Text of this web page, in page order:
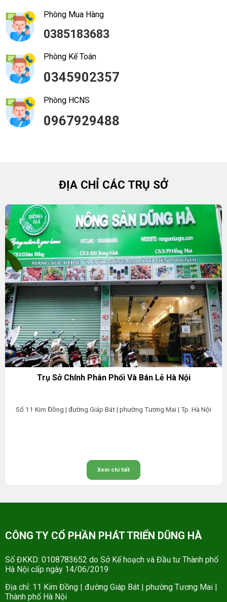
Phòng Mua Hàng
0385183683
Phòng Kế Toán
0345902357
Phòng HCNS
0967929488
ĐỊA CHỈ CÁC TRỤ SỞ
Trụ Sở Chính Phân Phối Và Bán Lẻ Hà Nội
Số 11 Kim Đồng | đường Giáp Bát | phường Tương Mai | Tp. Hà Nội
Xem chi tiết
CÔNG TY CỔ PHẦN PHÁT TRIỂN DŨNG HÀ
Số ĐKKD: 0108783652 do Sở Kế hoạch và Đầu tư Thành phố
Hà Nội cấp ngày 14/06/2019
Địa chỉ: 11 Kim Đồng | đường Giáp Bát | phường Tương Mai |
Thành phố Hà Nội